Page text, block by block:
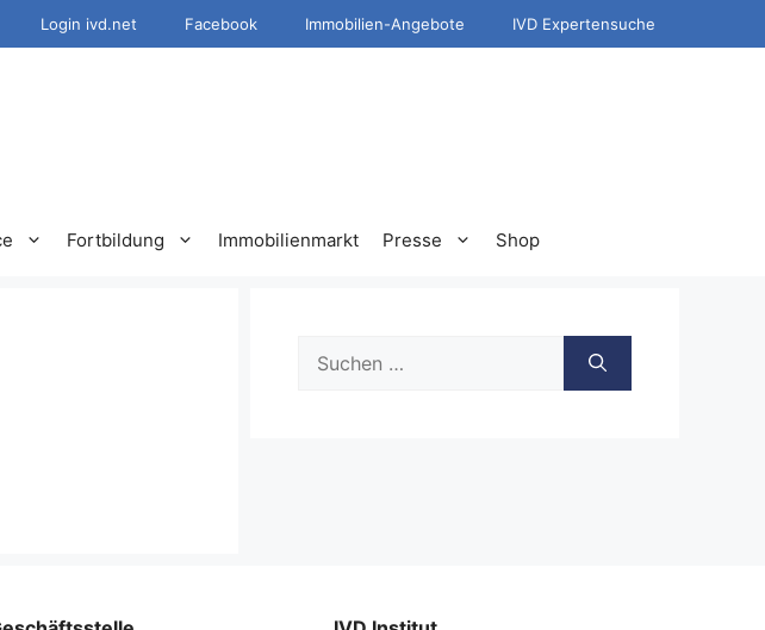
Login ivd.net Facebook Immobilien-Angebote IVD Expertensuche
Fortbildung Immobilienmarkt Presse Shop
nach: